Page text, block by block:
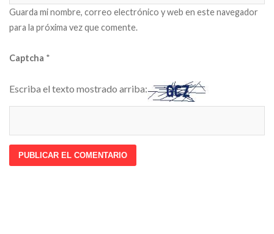
Guarda mi nombre, correo electrónico y web en este navegador
para la próxima vez que comente.
Captcha *
Escriba el texto mostrado arriba: